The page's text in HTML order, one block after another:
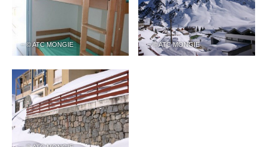
– © ATC MONGIE – © ATC MONGIE